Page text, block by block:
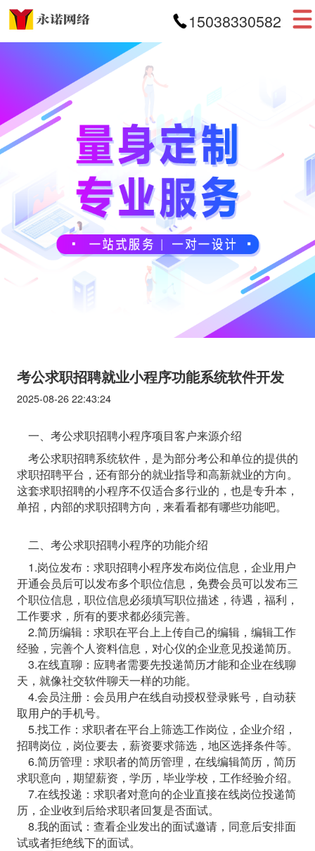
15038330582
首页
APP开发
小程序开发
案例展示
新闻资讯
关于我们
考公求职招聘就业小程序功能系统软件开发
2025-08-26 22:43:24
一、考公求职招聘小程序项目客户来源介绍
考公求职招聘系统软件，是为部分考公和单位的提供的
求职招聘平台，还有部分的就业指导和高新就业的方向。
这套求职招聘的小程序不仅适合多行业的，也是专升本，
单招，内部的求职招聘方向，来看看都有哪些功能吧。
二、考公求职招聘小程序的功能介绍
1.岗位发布：求职招聘小程序发布岗位信息，企业用户
开通会员后可以发布多个职位信息，免费会员可以发布三
个职位信息，职位信息必须填写职位描述，待遇，福利，
工作要求，所有的要求都必须完善。
2.简历编辑：求职在平台上上传自己的编辑，编辑工作
经验，完善个人资料信息，对心仪的企业意见投递简历。
3.在线直聊：应聘者需要先投递简历才能和企业在线聊
天，就像社交软件聊天一样的功能。
4.会员注册：会员用户在线自动授权登录账号，自动获
取用户的手机号。
5.找工作：求职者在平台上筛选工作岗位，企业介绍，
招聘岗位，岗位要去，薪资要求筛选，地区选择条件等。
6.简历管理：求职者的简历管理，在线编辑简历，简历
求职意向，期望薪资，学历，毕业学校，工作经验介绍。
7.在线投递：求职者对意向的企业直接在线岗位投递简
历，企业收到后给求职者回复是否面试。
8.我的面试：查看企业发出的面试邀请，同意后安排面
试或者拒绝线下的面试。